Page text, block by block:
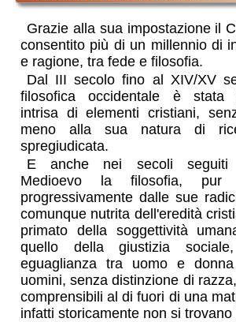
Grazie alla sua impostazione il
consentito più di un millennio di
e ragione, tra fede e filosofia.
Dal III secolo fino al XIV/XV
filosofica occidentale è stata
intrisa di elementi cristiani,
meno alla sua natura di
spregiudicata.
E anche nei secoli seguiti
Medioevo la filosofia, pur
progressivamente dalle sue
comunque nutrita dell'eredità
primato della soggettività
quello della giustizia
eguaglianza tra uomo e
uomini, senza distinzione di
comprensibili al di fuori di una
infatti storicamente non si